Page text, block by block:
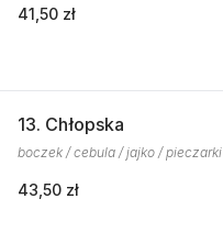
41,50 zł
13. Chłopska
boczek / cebula / jajko / pieczarki
43,50 zł